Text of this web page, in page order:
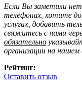
Если Вы заметили
телефонах, хотите
услугах, добавить
свяжитесь с нами
обязательно
организации на нашем
Рейтинг:
Оставить отзыв